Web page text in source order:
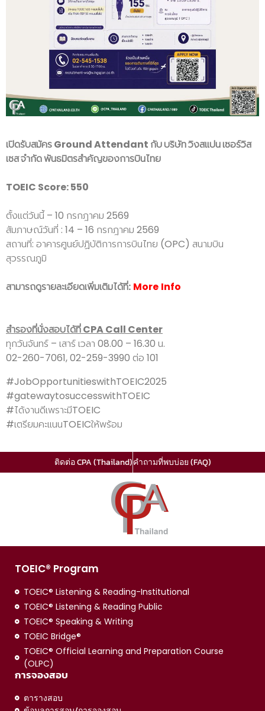
เปิดรับสมัคร Ground Attendant กับ บริษัท วิงสแปน เซอร์วิส
เซส จำกัด พันธมิตรสำคัญของการบินไทย
TOEIC Score: 550
ตั้งแต่วันนี้ – 10 กรกฎาคม 2569
สัมภาษณ์วันที่ : 14 – 16 กรกฎาคม 2569
สถานที่: อาคารศูนย์ปฏิบัติการการบินไทย (OPC) สนามบิน
สุวรรณภูมิ
สามารถดูรายละเอียดเพิ่มเติมได้ที่: More Info
สำรองที่นั่งสอบได้ที่ CPA Call Center
ทุกวันจันทร์ – เสาร์ เวลา 08.00 – 16.30 น.
02-260-7061, 02-259-3990 ต่อ 101
#JobOpportunitieswithTOEIC2025
#gatewaytosuccesswithTOEIC
#ได้งานดีเพราะมีTOEIC
#เตรียมคะแนนTOEICให้พร้อม
ติดต่อ CPA (Thailand)คำถามที่พบบ่อย (FAQ)
TOEIC® Program
TOEIC® Listening & Reading-Institutional
TOEIC® Listening & Reading Public
TOEIC® Speaking & Writing
TOEIC Bridge®
TOEIC® Official Learning and Preparation Course
(OLPC)
การจองสอบ
ตารางสอบ